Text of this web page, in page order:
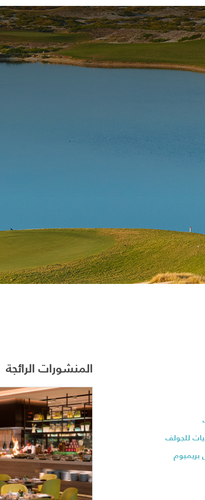
للجولف
بريميوم
المنشورات الرائجة